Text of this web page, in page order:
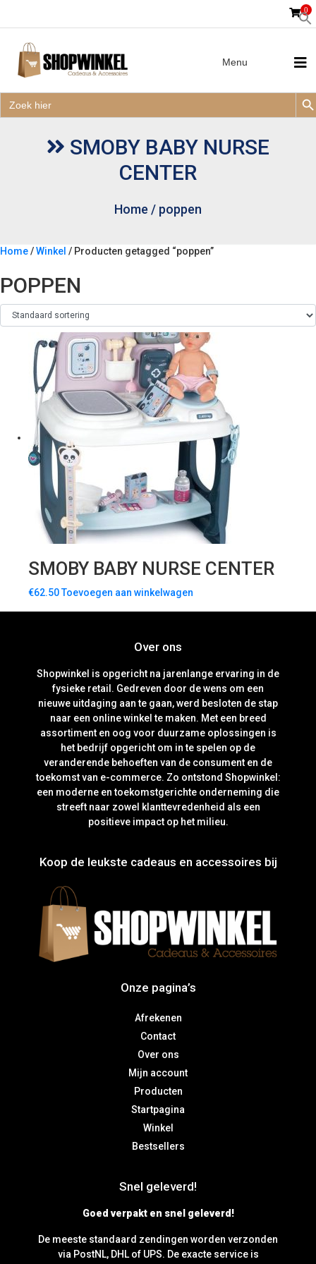
naar:
0
Zoek
naar:
Menu
SMOBY BABY NURSE
CENTER
Home / poppen
Home/Winkel / Producten getagged “poppen”
POPPEN
SMOBY BABY NURSE CENTER
€62.50Toevoegen aan winkelwagen
Over ons
Shopwinkel is opgericht na jarenlange ervaring in de
fysieke retail. Gedreven door de wens om een
nieuwe uitdaging aan te gaan, werd besloten de stap
naar een online winkel te maken. Met een breed
assortiment en oog voor duurzame oplossingen is
het bedrijf opgericht om in te spelen op de
veranderende behoeften van de consument en de
toekomst van e-commerce. Zo ontstond Shopwinkel:
een moderne en toekomstgerichte onderneming die
streeft naar zowel klanttevredenheid als een
positieve impact op het milieu.
Koop de leukste cadeaus en accessoires bij
Onze pagina’s
Afrekenen
Contact
Over ons
Mijn account
Producten
Startpagina
Winkel
Bestsellers
Snel geleverd!
Goed verpakt en snel geleverd!
De meeste standaard zendingen worden verzonden
via PostNL, DHL of UPS. De exacte service is